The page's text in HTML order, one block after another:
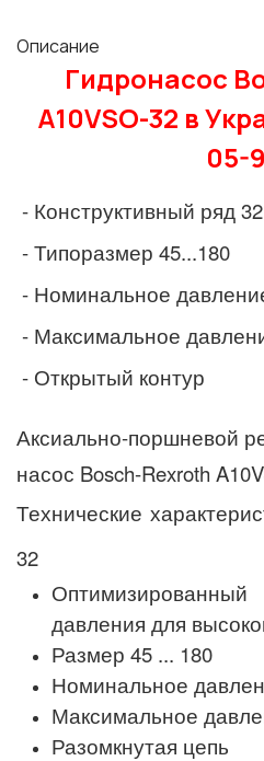
Описание
Гидронасос
A10VSO-32 в
05-
- Конструктивный ряд 32
- Типоразмер 45...180
- Номинальное
- Максимальное
- Открытый контур
Аксиально-поршневой
насос Bosch-Rexroth
Технические
32
давления для
Размер 45 ... 180
Номинальное
Максимальное
Разомкнутая цепь